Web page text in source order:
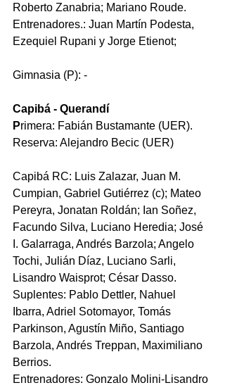
Roberto Zanabria; Mariano Roude.
Entrenadores.: Juan Martín Podesta,
Ezequiel Rupani y Jorge Etienot;
Gimnasia (P): -
Capibá - Querandí
Primera: Fabián Bustamante (UER).
Reserva: Alejandro Becic (UER)
Capibá RC: Luis Zalazar, Juan M.
Cumpian, Gabriel Gutiérrez (c); Mateo
Pereyra, Jonatan Roldán; Ian Soñez,
Facundo Silva, Luciano Heredia; José
I. Galarraga, Andrés Barzola; Angelo
Tochi, Julián Díaz, Luciano Sarli,
Lisandro Waisprot; César Dasso.
Suplentes: Pablo Dettler, Nahuel
Ibarra, Adriel Sotomayor, Tomás
Parkinson, Agustín Miño, Santiago
Barzola, Andrés Treppan, Maximiliano
Berrios.
Entrenadores: Gonzalo Molini-Lisandro